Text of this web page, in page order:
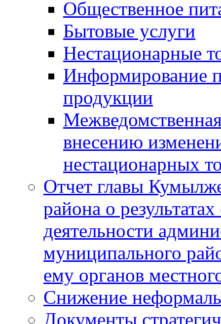
Общественное
Бытовые услуги
Нестационарные
Информирование
продукции
внесению
нестационарных
Отчет главы
района о
деятельности
муниципального
ему органов
Снижение
Документы